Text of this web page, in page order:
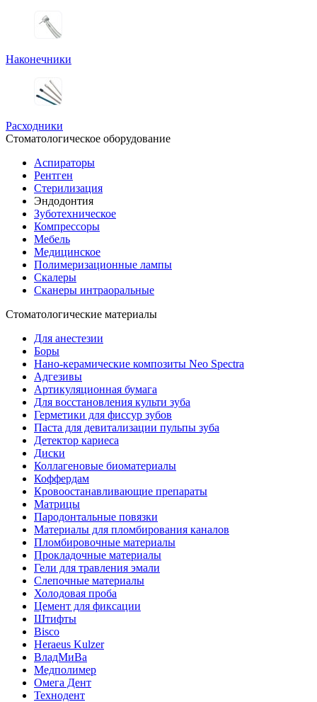
Наконечники
Расходники
Стоматологическое оборудование
Аспираторы
Рентген
Стерилизация
Эндодонтия
Зуботехническое
Компрессоры
Мебель
Медицинское
Полимеризационные лампы
Скалеры
Сканеры интраоральные
Стоматологические материалы
Для анестезии
Боры
Нано-керамические композиты Neo Spectra
Адгезивы
Артикуляционная бумага
Для восстановления культи зуба
Герметики для фиссур зубов
Паста для девитализации пульпы зуба
Детектор кариеса
Диски
Коллагеновые биоматериалы
Коффердам
Кровоостанавливающие препараты
Матрицы
Пародонтальные повязки
Материалы для пломбирования каналов
Пломбировочные материалы
Прокладочные материалы
Гели для травления эмали
Слепочные материалы
Холодовая проба
Цемент для фиксации
Штифты
Bisco
Heraeus Kulzer
ВладМиВа
Медполимер
Омега Дент
Технодент